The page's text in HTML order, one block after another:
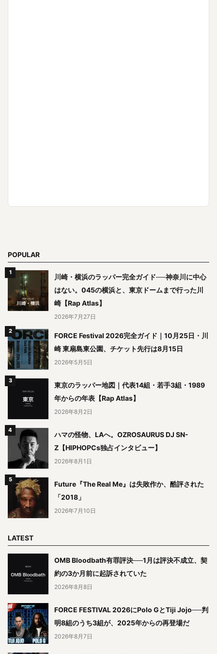
POPULAR
川崎・横浜のラッパー完全ガイド──神奈川に中心
はない。045の横浜と、東京ドームまで行った川
崎【Rap Atlas】
2026年7月27日
FORCE Festival 2026完全ガイド｜10月25日・川
崎 東扇島東公園、チケット先行は8月15日
2026年5月5日
東京のラッパー地図｜代表14組・若手3組・1989
年からの年表【Rap Atlas】
2026年8月2日
ハマの怪物、LAへ。OZROSAURUS DJ SN-
Z【HIPHOPCs独占インタビュー】
2026年8月1日
Future『The Real Me』は失敗作か、酷評された
「2018」
2026年7月10日
LATEST
OMB Bloodbath有罪評決──1月は評決不成立、契
約の3か月前に起訴されていた
2026年8月8日
FORCE FESTIVAL 2026にPolo GとTiji Jojo──判
明8組のうち3組が、2025年からの再登場だ
2026年8月7日